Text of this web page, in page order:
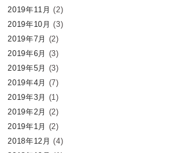
2019年11月 (2)
2019年10月 (3)
2019年7月 (2)
2019年6月 (3)
2019年5月 (3)
2019年4月 (7)
2019年3月 (1)
2019年2月 (2)
2019年1月 (2)
2018年12月 (4)